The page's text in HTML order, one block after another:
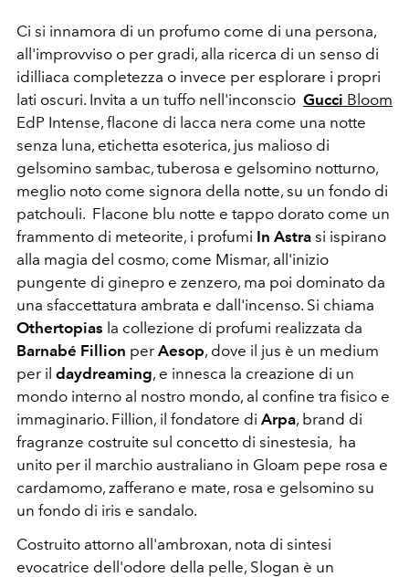
Ci si innamora di un profumo come di una persona,
all'improvviso o per gradi, alla ricerca di un senso di
idilliaca completezza o invece per esplorare i propri
lati oscuri. Invita a un tuffo nell'inconscio Gucci Bloom
EdP Intense, flacone di lacca nera come una notte
senza luna, etichetta esoterica, jus malioso di
gelsomino sambac, tuberosa e gelsomino notturno,
meglio noto come signora della notte, su un fondo di
patchouli. Flacone blu notte e tappo dorato come un
frammento di meteorite, i profumi In Astra si ispirano
alla magia del cosmo, come Mismar, all'inizio
pungente di ginepro e zenzero, ma poi dominato da
una sfaccettatura ambrata e dall'incenso. Si chiama
Othertopias la collezione di profumi realizzata da
Barnabé Fillion per Aesop, dove il jus è un medium
per il daydreaming, e innesca la creazione di un
mondo interno al nostro mondo, al confine tra fisico e
immaginario. Fillion, il fondatore di Arpa, brand di
fragranze costruite sul concetto di sinestesia, ha
unito per il marchio australiano in Gloam pepe rosa e
cardamomo, zafferano e mate, rosa e gelsomino su
un fondo di iris e sandalo.
Costruito attorno all'ambroxan, nota di sintesi
evocatrice dell'odore della pelle, Slogan è un